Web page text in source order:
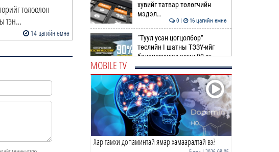
төлөөлөн
тэн…
14 цагийн өмнө
Усны ослоос 154 иргэний амь
насыг авран хамга…
14 цагийн өмнө
А.Оргилмаа Жюү
дэлхийн аваргаас
хувийг татвар төлөгчийн
мэдэл…
0 | 16 цагийн өмнө
“Туул усан цогцолбор”
төслийн I шатны ТЭЗҮ-ийг
боловсруулах ажил 90 ху…
Нийслэлийн иргэдийн
Төлөөлөгчдийн Хурлын
Ээлжит VIII хуралдаан
эхэллээ
0 | 16 цагийн өмнө
ТОО | Гадаад валютын нөөц
MOBILE TV
Хар тамхи допаминтай ямар хамааралтай вэ?